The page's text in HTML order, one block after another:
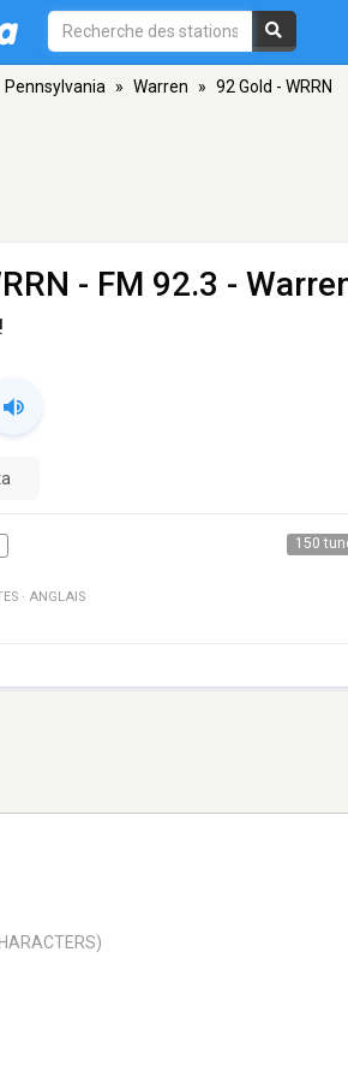
Pennsylvania » Warren » 92 Gold - WRRN
- FM 92.3 -
150
· ANGLAIS